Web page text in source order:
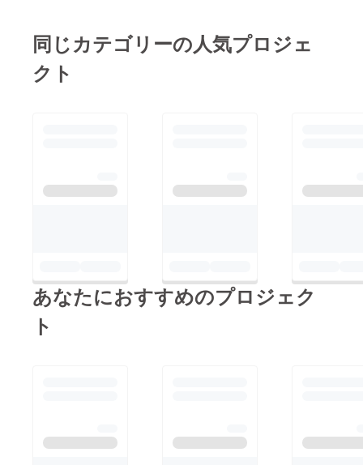
同じカテゴリーの人気プロジェ
クト
あなたにおすすめのプロジェク
ト